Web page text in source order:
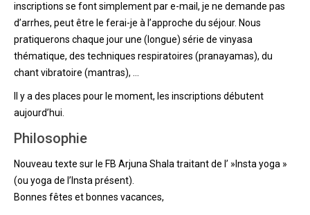
inscriptions se font simplement par e-mail, je ne demande pas
d’arrhes, peut être le ferai-je à l’approche du séjour. Nous
pratiquerons chaque jour une (longue) série de vinyasa
thématique, des techniques respiratoires (pranayamas), du
chant vibratoire (mantras), …
Il y a des places pour le moment, les inscriptions débutent
aujourd’hui.
Philosophie
Nouveau texte sur le FB Arjuna Shala traitant de l’ »Insta yoga »
(ou yoga de l’Insta présent).
Bonnes fêtes et bonnes vacances,